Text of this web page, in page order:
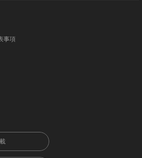
事項